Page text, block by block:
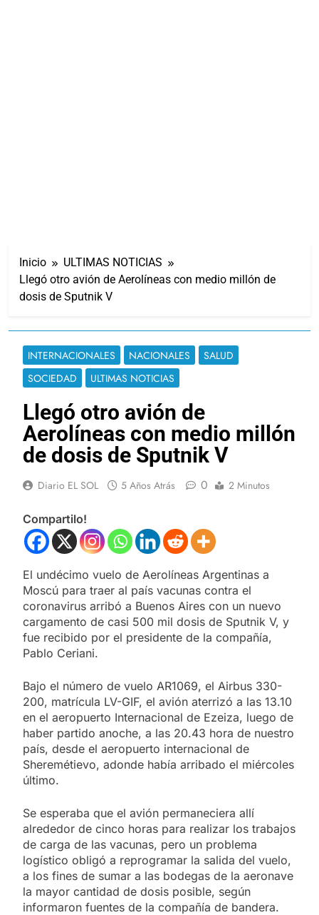
Inicio
ULTIMAS NOTICIAS
Llegó otro avión de Aerolíneas con medio millón de
dosis de Sputnik V
INTERNACIONALES NACIONALES
SALUD
SOCIEDAD
ULTIMAS NOTICIAS
Llegó otro avión de
Aerolíneas con medio millón
de dosis de Sputnik V
Diario EL SOL 5 Años Atrás 0 2 Minutos
Compartilo!
El undécimo vuelo de Aerolíneas Argentinas a
Moscú para traer al país vacunas contra el
coronavirus arribó a Buenos Aires con un nuevo
cargamento de casi 500 mil dosis de Sputnik V, y
fue recibido por el presidente de la compañía,
Pablo Ceriani.
Bajo el número de vuelo AR1069, el Airbus 330-
200, matrícula LV-GIF, el avión aterrizó a las 13.10
en el aeropuerto Internacional de Ezeiza, luego de
haber partido anoche, a las 20.43 hora de nuestro
país, desde el aeropuerto internacional de
Sheremétievo, adonde había arribado el miércoles
último.
Se esperaba que el avión permaneciera allí
alrededor de cinco horas para realizar los trabajos
de carga de las vacunas, pero un problema
logístico obligó a reprogramar la salida del vuelo,
a los fines de sumar a las bodegas de la aeronave
la mayor cantidad de dosis posible, según
informaron fuentes de la compañía de bandera.